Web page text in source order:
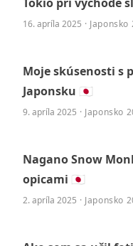
16. apríla 2025 · Japonsko
Moje skúsenosti s
Japonsku 🇯🇵
9. apríla 2025 · Japonsko
Nagano Snow
opicami 🇯🇵
2. apríla 2025 · Japonsko